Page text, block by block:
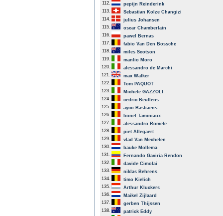
112.
pepijn Reinderink
113.
Sebastian Kolze Changizi
114.
julius Johansen
115.
oscar Chamberlain
116.
pawel Bernas
117.
fabio Van Den Bossche
118.
miles Scotson
119.
manlio Moro
120.
alessandro de Marchi
121.
max Walker
122.
Tom PAQUOT
123.
Michele GAZZOLI
124.
cedric Beullens
125.
ayco Bastiaens
126.
lionel Taminiaux
127.
alessandro Romele
128.
piet Allegaert
129.
vlad Van Mechelen
130.
bauke Mollema
131.
Fernando Gaviria Rendon
132.
davide Cimolai
133.
niklas Behrens
134.
timo Kielich
135.
Arthur Kluckers
136.
Maikel Zijlaard
137.
gerben Thijssen
138.
patrick Eddy